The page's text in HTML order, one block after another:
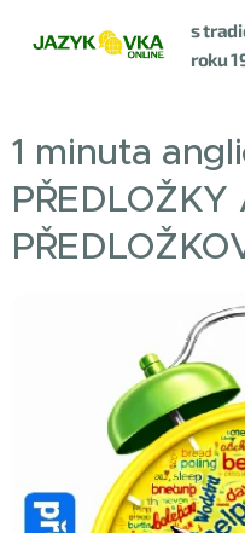
s
roku
1 minuta
PŘEDLOŽKY